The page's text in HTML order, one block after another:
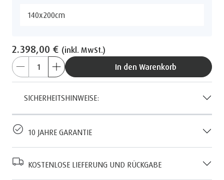
140x200cm
2.398,00 € (inkl. MwSt.)
In den Warenkorb
SICHERHEITSHINWEISE:
10 JAHRE GARANTIE
KOSTENLOSE LIEFERUNG UND RÜCKGABE